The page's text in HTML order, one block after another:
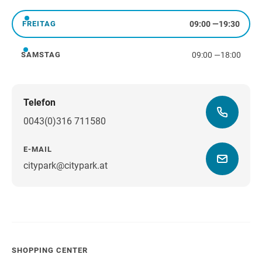
Freitag
FREITAG 09:00—19:30
Samstag
SAMSTAG 09:00 —18:00
Telefon
0043(0)316 711580
E-MAIL
citypark@citypark.atWegbeschreibung
SHOPPING CENTER